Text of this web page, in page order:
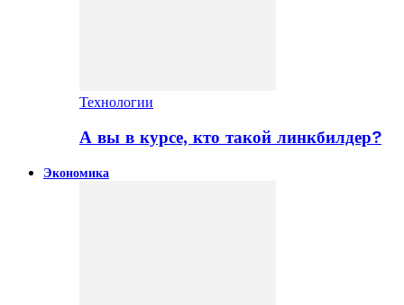
Технологии
А вы в курсе, кто такой линкбилдер?
Экономика